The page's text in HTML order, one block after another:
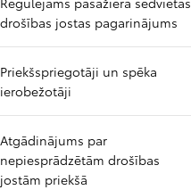
drošības jostas pagarinājums
Priekšspriegotāji un spēka
ierobežotāji
Atgādinājums par
nepiesprādzētām drošības
jostām priekšā